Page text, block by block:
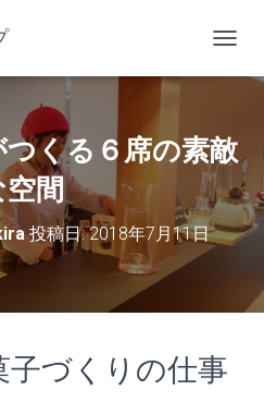
ビ
シ
ョ
を
切
り
くる６席の素敵
間
投稿日:2018年7月11日
づくりの仕事